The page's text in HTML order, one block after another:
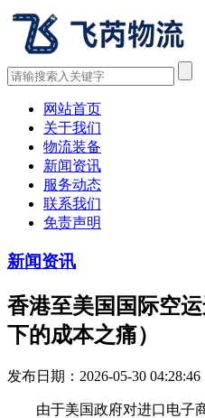
网站首页
关于我们
物流装备
新闻资讯
服务动态
联系我们
免责声明
新闻资讯
香港至美国国际空
下的成本之痛）
发布日期：2026-05-30
由于美国政府对进口电子商